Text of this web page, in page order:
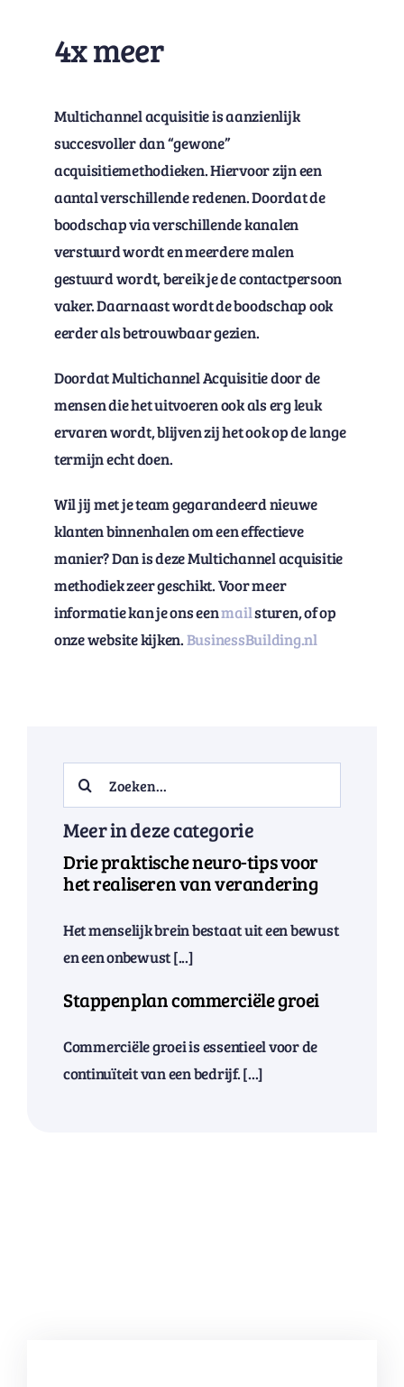
4x meer
Multichannel acquisitie is aanzienlijk
succesvoller dan “gewone”
acquisitiemethodieken. Hiervoor zijn een
aantal verschillende redenen. Doordat de
boodschap via verschillende kanalen
verstuurd wordt en meerdere malen
gestuurd wordt, bereik je de contactpersoon
vaker. Daarnaast wordt de boodschap ook
eerder als betrouwbaar gezien.
Doordat Multichannel Acquisitie door de
mensen die het uitvoeren ook als erg leuk
ervaren wordt, blijven zij het ook op de lange
termijn echt doen.
Wil jij met je team gegarandeerd nieuwe
klanten binnenhalen om een effectieve
manier? Dan is deze Multichannel acquisitie
methodiek zeer geschikt. Voor meer
informatie kan je ons eenmailsturen, of op
onze website kijken.BusinessBuilding.nl
Search
for:
Meer in deze categorie
Drie praktische neuro-tips voor
het realiseren van verandering
Het menselijk brein bestaat uit een bewust
en een onbewust [...]
Stappenplan commerciële groei
Commerciële groei is essentieel voor de
continuïteit van een bedrijf. [...]